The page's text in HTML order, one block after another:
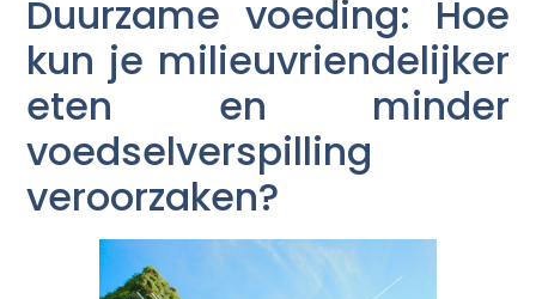
Duurzame voeding: Hoe
kun je milieuvriendelijker
eten en minder
voedselverspilling
veroorzaken?